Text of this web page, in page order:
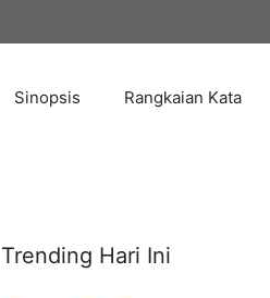
Sinopsis Rangkaian Kata
Trending Hari Ini